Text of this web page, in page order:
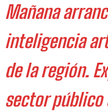
Mañana
inteligencia
de la región.
sector público